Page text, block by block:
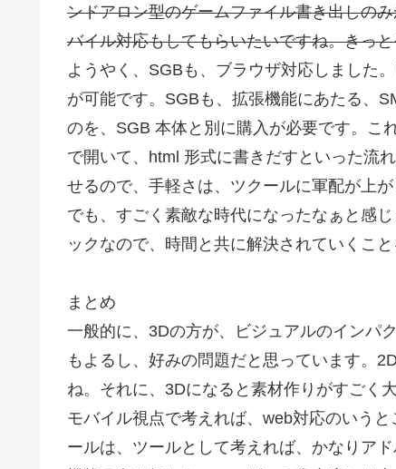
ンドアロン型のゲームファイル書き出しの
バイル対応もしてもらいたいですね。きっ
ようやく、SGBも、ブラウザ対応しました
が可能です。SGBも、拡張機能にあたる、
のを、SGB 本体と別に購入が必要です。こ
で開いて、html 形式に書きだすといった流
せるので、手軽さは、ツクールに軍配が上
でも、すごく素敵な時代になったなぁと感
ックなので、時間と共に解決されていくこと
まとめ
一般的に、3Dの方が、ビジュアルのインパ
もよるし、好みの問題だと思っています。
ね。それに、3Dになると素材作りがすごく大
モバイル視点で考えれば、web対応のいう
ールは、ツールとして考えれば、かなりア